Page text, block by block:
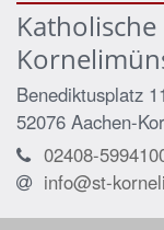
Benediktusplatz 11
52076 Aachen-
02408-
info@st-